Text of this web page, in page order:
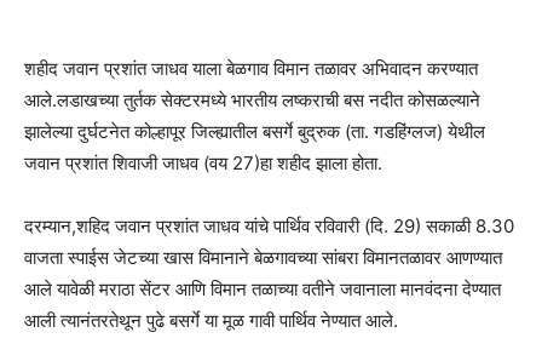
शहीद जवान प्रशांत जाधव याला बेळगाव विमान तळावर अभिवादन करण्यात
आले.लडाखच्या तुर्तक सेक्टरमध्ये भारतीय लष्कराची बस नदीत कोसळल्याने
झालेल्या दुर्घटनेत कोल्हापूर जिल्ह्यातील बसर्गे बुद्रुक (ता. गडहिंग्लज) येथील
जवान प्रशांत शिवाजी जाधव (वय 27)हा शहीद झाला होता.
दरम्यान,शहिद जवान प्रशांत जाधव यांचे पार्थिव रविवारी (दि. 29) सकाळी 8.30
वाजता स्पाईस जेटच्या खास विमानाने बेळगावच्या सांबरा विमानतळावर आणण्यात
आले यावेळी मराठा सेंटर आणि विमान तळाच्या वतीने जवानाला मानवंदना देण्यात
आली त्यानंतरतेथून पुढे बसर्गे या मूळ गावी पार्थिव नेण्यात आले.